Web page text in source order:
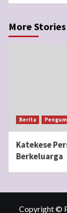
More Stories
Berita
Katekese
Berkeluarga
Copyright ©